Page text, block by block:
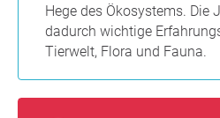
Hege des Ökosystems. Die
dadurch wichtige
Tierwelt, Flora und Fauna.